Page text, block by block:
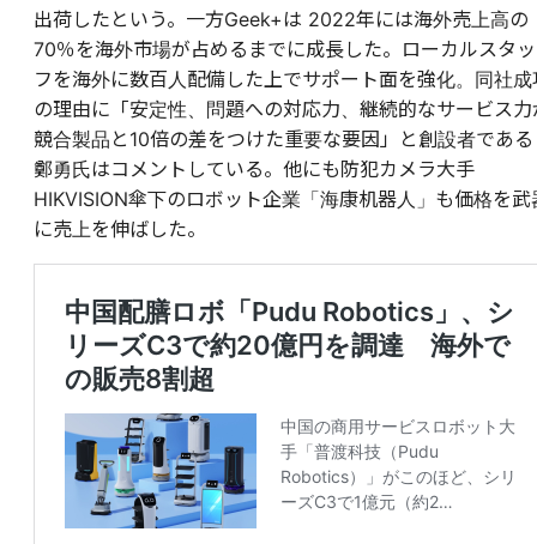
出荷したという。一方Geek+は 2022年には海外売上高の
70％を海外市場が占めるまでに成長した。ローカルスタッ
フを海外に数百人配備した上でサポート面を強化。同社成
の理由に「安定性、問題への対応力、継続的なサービス力
競合製品と10倍の差をつけた重要な要因」と創設者である
鄭勇氏はコメントしている。他にも防犯カメラ大手
HIKVISION傘下のロボット企業「海康机器人」も価格を武
に売上を伸ばした。